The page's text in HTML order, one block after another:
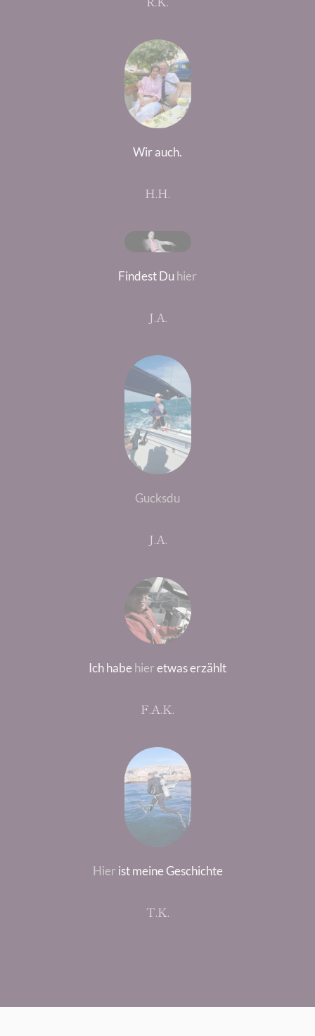
Wir auch.
H.H.
Findest Du hier
J.A.
Gucksdu
J.A.
Ich habe hieretwas erzählt
F.A.K.
Hier ist meine Geschichte
T.K.